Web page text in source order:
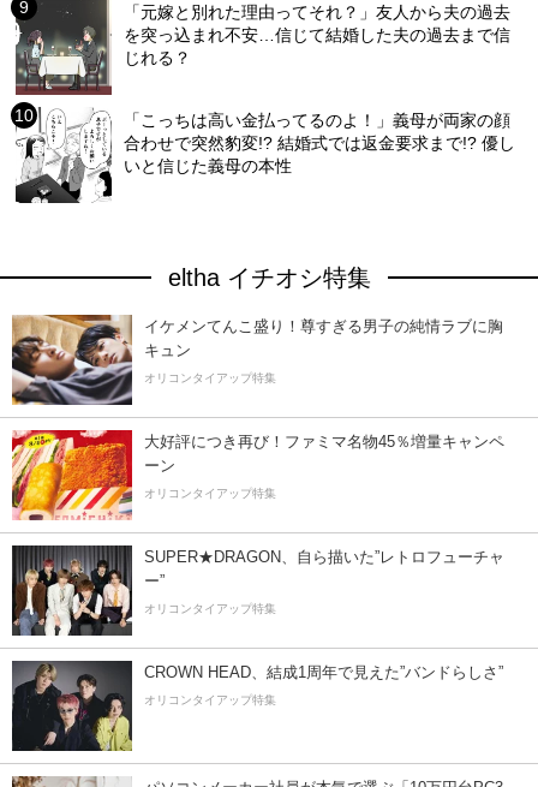
「元嫁と別れた理由ってそれ？」友人から夫の過去
を突っ込まれ不安…信じて結婚した夫の過去まで信
じれる？
「こっちは高い金払ってるのよ！」義母が両家の顔
合わせで突然豹変!? 結婚式では返金要求まで!? 優し
いと信じた義母の本性
eltha イチオシ特集
イケメンてんこ盛り！尊すぎる男子の純情ラブに胸
キュン
オリコンタイアップ特集
大好評につき再び！ファミマ名物45％増量キャンペ
ーン
オリコンタイアップ特集
SUPER★DRAGON、自ら描いた”レトロフューチャ
ー”
オリコンタイアップ特集
CROWN HEAD、結成1周年で見えた”バンドらしさ”
オリコンタイアップ特集